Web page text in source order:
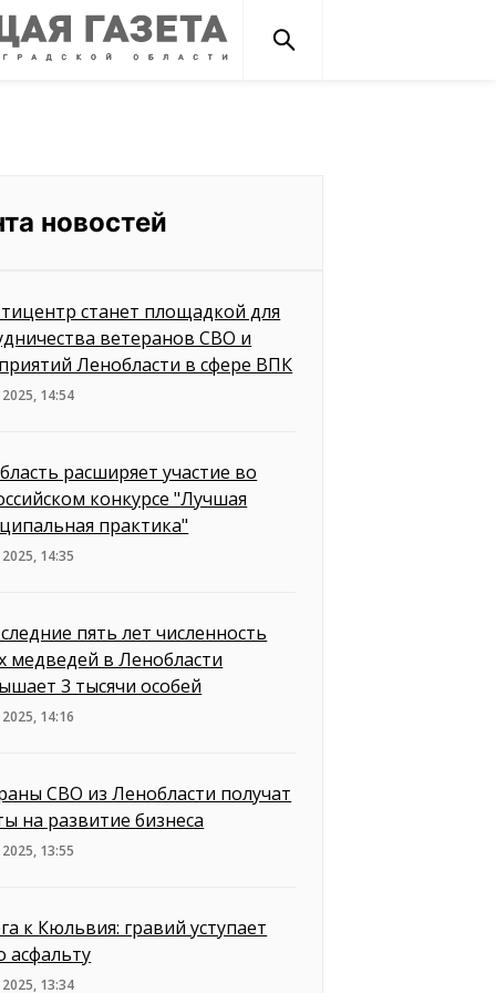
новостей
станет площадкой для
ветеранов СВО и
Ленобласти в сфере ВПК
14:54
расширяет участие во
конкурсе "Лучшая
практика"
14:35
пять лет численность
медведей в Ленобласти
3 тысячи особей
14:16
СВО из Ленобласти получат
на развитие бизнеса
13:55
к Кюльвия: гравий уступает
асфальту
13:34